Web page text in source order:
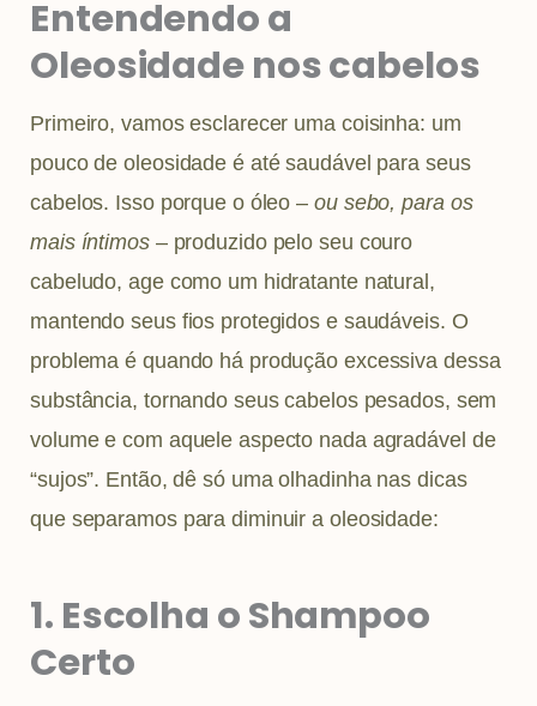
Entendendo a
Oleosidade nos cabelos
Primeiro, vamos esclarecer uma coisinha: um
pouco de oleosidade é até saudável para seus
cabelos. Isso porque o óleo – ou sebo, para os
mais íntimos– produzido pelo seu couro
cabeludo, age como um hidratante natural,
mantendo seus fios protegidos e saudáveis. O
problema é quando há produção excessiva dessa
substância, tornando seus cabelos pesados, sem
volume e com aquele aspecto nada agradável de
“sujos”. Então, dê só uma olhadinha nas dicas
que separamos para diminuir a oleosidade:
1. Escolha o Shampoo
Certo